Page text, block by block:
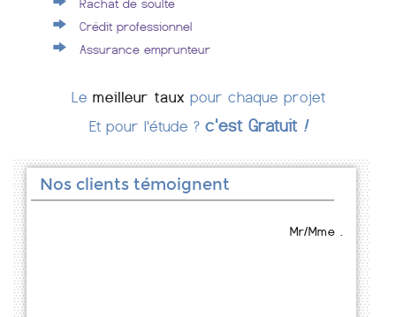
Rachat de soulte
Crédit professionnel
Assurance emprunteur
Le meilleur taux pour chaque projet
Et pour l'étude ? c'est Gratuit !
Nos clients témoignent
Mr/Mme .